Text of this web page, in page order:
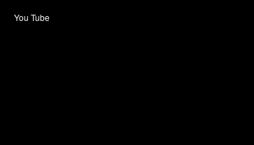
You Tube